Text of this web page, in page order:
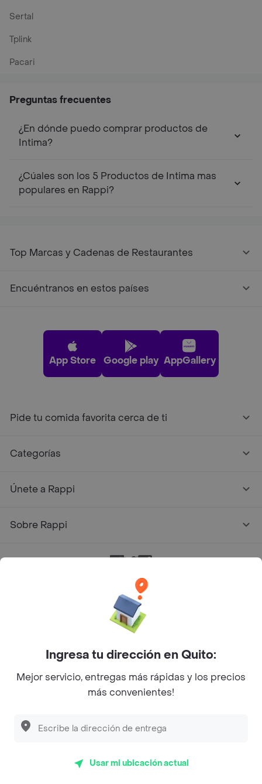
Sertal
Tplink
Pacari
Preguntas frecuentes
¿En dónde puedo comprar productos de
Intima?
¿Cúales son los 5 Productos de Intima mas
populares en Rappi?
Top Marcas y Cadenas de Restaurantes
Encuéntranos en estos países
App Store Google play AppGallery
Pide tu comida favorita cerca de ti
Categorías
Únete a Rappi
Sobre Rappi
Facebook
Twitter
Instagram
Rappi Inc. All rights reserved.
Ingresa tu dirección en Quito:
Mejor servicio, entregas más rápidas y los precios
más convenientes!
Usar mi ubicación actual